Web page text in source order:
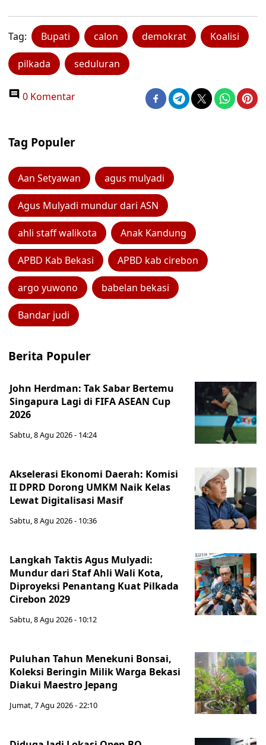
Tag: Bupati calon demokrat Koalisi
pilkada seduluran
0 Komentar
Tag Populer
Aan Setyawan agus mulyadi
Agus Mulyadi mundur dari ASN
ahli staff walikota Anak Kandung
APBD Kab Bekasi APBD kab cirebon
argo yuwono babelan bekasi
Bandar judi
Berita Populer
John Herdman: Tak Sabar Bertemu
Singapura Lagi di FIFA ASEAN Cup
2026
Sabtu, 8 Agu 2026 - 14:24
Akselerasi Ekonomi Daerah: Komisi
II DPRD Dorong UMKM Naik Kelas
Lewat Digitalisasi Masif
Sabtu, 8 Agu 2026 - 10:36
Langkah Taktis Agus Mulyadi:
Mundur dari Staf Ahli Wali Kota,
Diproyeksi Penantang Kuat Pilkada
Cirebon 2029
Sabtu, 8 Agu 2026 - 10:12
Puluhan Tahun Menekuni Bonsai,
Koleksi Beringin Milik Warga Bekasi
Diakui Maestro Jepang
Jumat, 7 Agu 2026 - 22:10